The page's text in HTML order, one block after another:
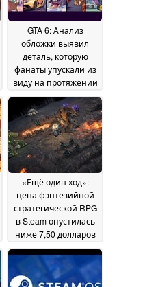
GTA 6: Анализ
обложки выявил
деталь, которую
фанаты упускали из
виду на протяжении
многих лет20 June 2026
«Ещё один ход»:
цена фэнтезийной
стратегической RPG
в Steam опустилась
ниже 7,50 долларов
20 June 2026